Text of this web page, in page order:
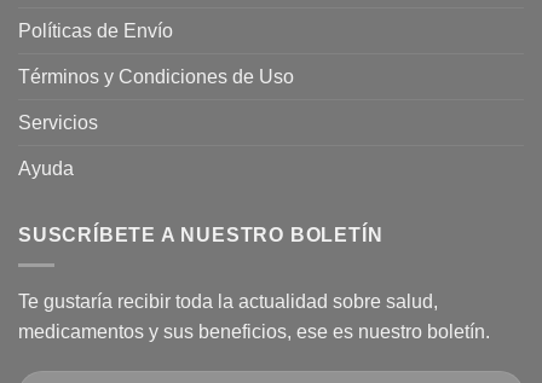
Políticas de Envío
Términos y Condiciones de Uso
Servicios
Ayuda
SUSCRÍBETE A NUESTRO BOLETÍN
Te gustaría recibir toda la actualidad sobre salud,
medicamentos y sus beneficios, ese es nuestro boletín.